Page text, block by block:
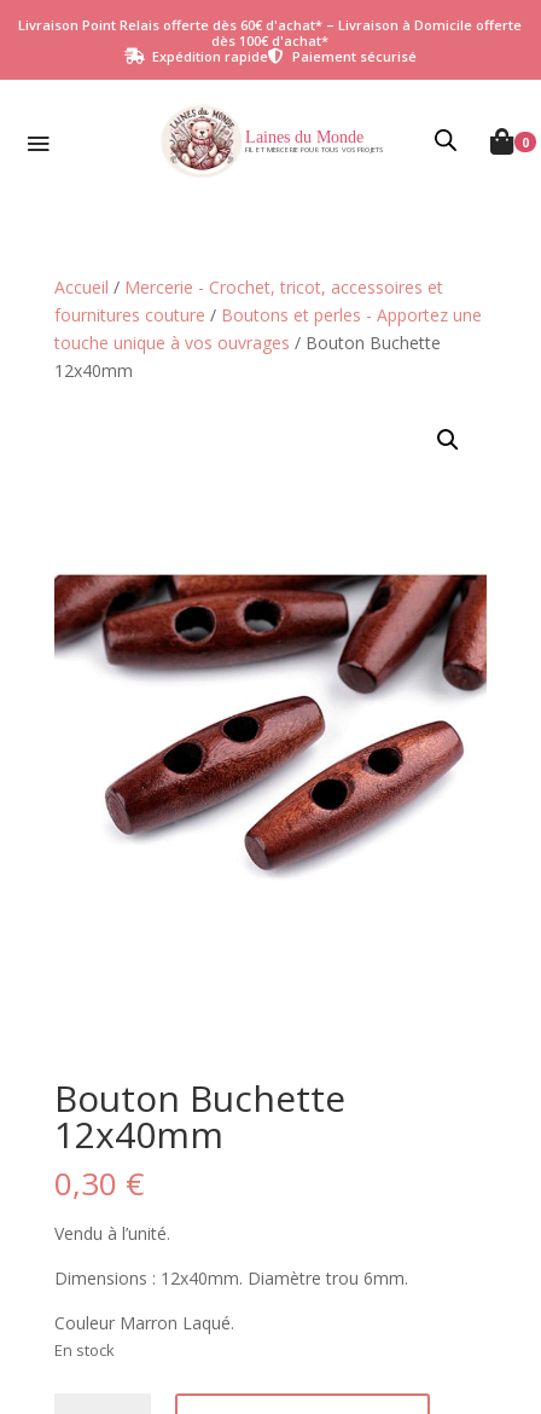
Livraison Point Relais offerte dès 60€ d'achat* – Livraison à Domicile offerte
dès 100€ d'achat*
 Expédition rapide Paiement sécurisé
Laines du Monde
FIL ET MERCERIE POUR TOUS VOS PROJETS  0
Accueil / Mercerie - Crochet, tricot, accessoires et
fournitures couture / Boutons et perles - Apportez une
touche unique à vos ouvrages / Bouton Buchette
12x40mm
Bouton Buchette
12x40mm
0,30 €
Vendu à l’unité.
Dimensions : 12x40mm. Diamètre trou 6mm.
Couleur Marron Laqué.
En stock